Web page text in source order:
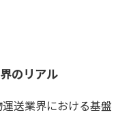
のリアル
送業界における基盤